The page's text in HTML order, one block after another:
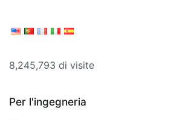
8,245,793 di visite
Per l'ingegneria